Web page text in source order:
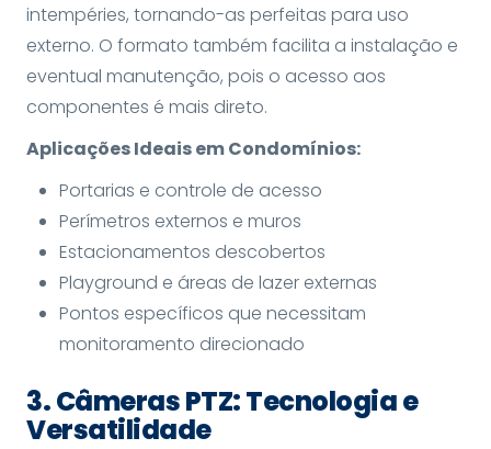
intempéries, tornando-as perfeitas para uso
externo. O formato também facilita a instalação e
eventual manutenção, pois o acesso aos
componentes é mais direto.
Aplicações Ideais em Condomínios:
Portarias e controle de acesso
Perímetros externos e muros
Estacionamentos descobertos
Playground e áreas de lazer externas
Pontos específicos que necessitam
monitoramento direcionado
3. Câmeras PTZ: Tecnologia e
Versatilidade